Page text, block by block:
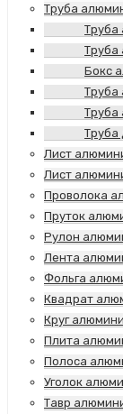
Труба
Труба
Труба
Бокс
Труба
Труба
Труба
Лист
Лист
Проволока
Пруток
Рулон
Лента
Фольга
Квадрат
Круг
Плита
Полоса
Уголок
Тавр